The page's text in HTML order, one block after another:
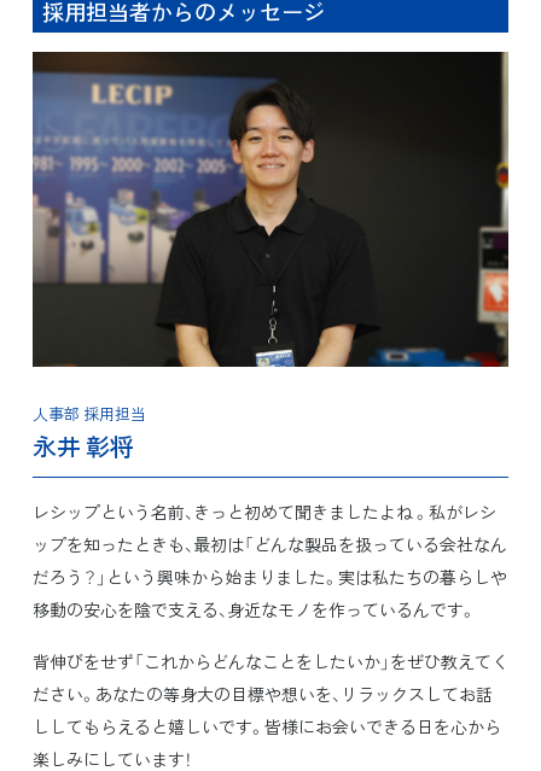
採用担当者からのメッセージ
人事部 採用担当
永井 彰将
レシップという名前、きっと初めて聞きましたよね 。私がレシ
ップを知ったときも、最初は「どんな製品を扱っている会社なん
だろう？」という興味から始まりました。実は私たちの暮らしや
移動の安心を陰で支える、身近なモノを作っているんです。
背伸びをせず「これからどんなことをしたいか」をぜひ教えてく
ださい。あなたの等身大の目標や想いを、リラックスしてお話
ししてもらえると嬉しいです。皆様にお会いできる日を心から
楽しみにしています！